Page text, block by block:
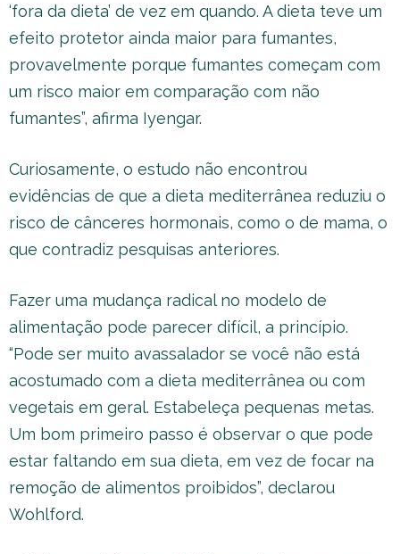
‘fora da dieta’ de vez em quando. A dieta teve um
efeito protetor ainda maior para fumantes,
provavelmente porque fumantes começam com
um risco maior em comparação com não
fumantes”, afirma Iyengar.
Curiosamente, o estudo não encontrou
evidências de que a dieta mediterrânea reduziu o
risco de cânceres hormonais, como o de mama, o
que contradiz pesquisas anteriores.
Fazer uma mudança radical no modelo de
alimentação pode parecer difícil, a princípio.
“Pode ser muito avassalador se você não está
acostumado com a dieta mediterrânea ou com
vegetais em geral. Estabeleça pequenas metas.
Um bom primeiro passo é observar o que pode
estar faltando em sua dieta, em vez de focar na
remoção de alimentos proibidos”, declarou
Wohlford.